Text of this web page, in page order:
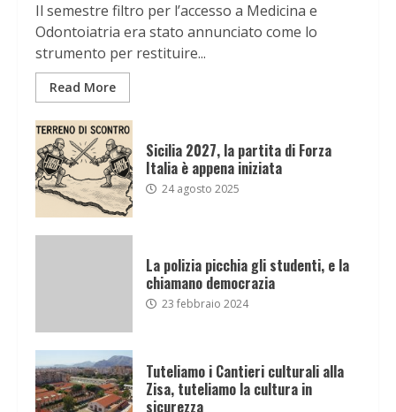
Il semestre filtro per l’accesso a Medicina e
Odontoiatria era stato annunciato come lo
strumento per restituire...
Read More
Sicilia 2027, la partita di Forza
Italia è appena iniziata
24 agosto 2025
La polizia picchia gli studenti, e la
chiamano democrazia
23 febbraio 2024
Tuteliamo i Cantieri culturali alla
Zisa, tuteliamo la cultura in
sicurezza